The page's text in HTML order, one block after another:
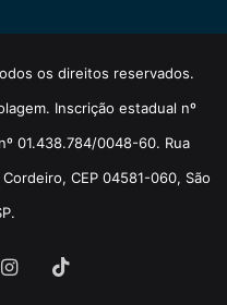
os direitos reservados.
Inscrição estadual nº
01.438.784/0048-60. Rua
CEP 04581-060, São
Instagram